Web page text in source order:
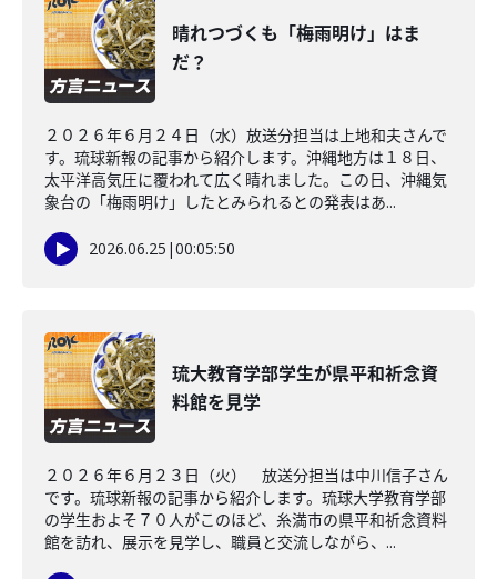
晴れつづくも「梅雨明け」はま
だ？
２０２６年６月２４日（水）放送分担当は上地和夫さんで
す。琉球新報の記事から紹介します。沖縄地方は１８日、
太平洋高気圧に覆われて広く晴れました。この日、沖縄気
象台の「梅雨明け」したとみられるとの発表はあ...
2026.06.25 |00:05:50
琉大教育学部学生が県平和祈念資
料館を見学
２０２６年６月２３日（火） 放送分担当は中川信子さん
です。琉球新報の記事から紹介します。琉球大学教育学部
の学生およそ７０人がこのほど、糸満市の県平和祈念資料
館を訪れ、展示を見学し、職員と交流しながら、...